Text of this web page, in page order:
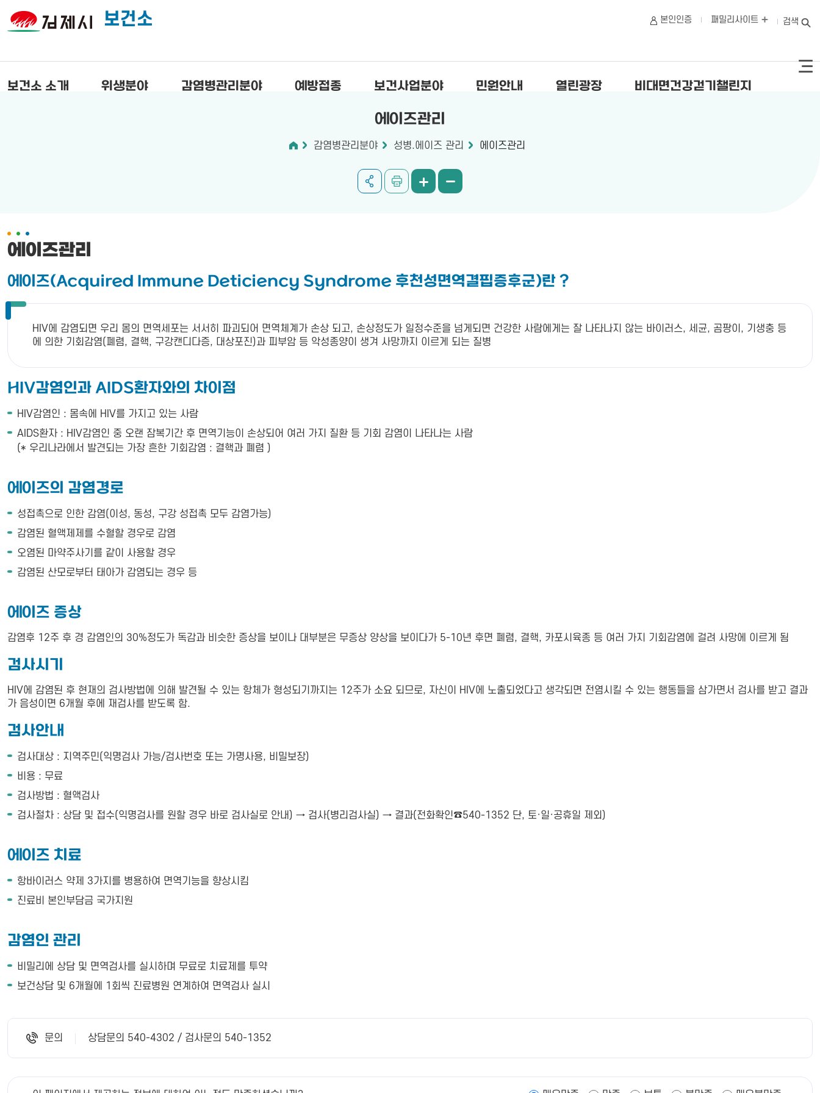
보건소
보건소 소개 위생분야 감염병관리분야 예방접종 보건사업분야 민원안내 열린광장 비대면건강걷기챌린지
본인인증 패밀리사이트 검색
에이즈관리
감염병관리분야 성병.에이즈 관리 에이즈관리
에이즈관리
에이즈(Acquired Immune Deticiency Syndrome 후천성면역결핍증후군)란 ?
HIV에 감염되면 우리 몸의 면역세포는 서서히 파괴되어 면역체계가 손상 되고, 손상정도가 일정수준을 넘게되면 건강한 사람에게는 잘 나타나지 않는 바이러스, 세균, 곰팡이, 기생충 등
에 의한 기회감염(폐렴, 결핵, 구강캔디다증, 대상포진)과 피부암 등 악성종양이 생겨 사망까지 이르게 되는 질병
HIV감염인과 AIDS환자와의 차이점
HIV감염인 : 몸속에 HIV를 가지고 있는 사람
AIDS환자 : HIV감염인 중 오랜 잠복기간 후 면역기능이 손상되어 여러 가지 질환 등 기회 감염이 나타나는 사람
(* 우리나라에서 발견되는 가장 흔한 기회감염 : 결핵과 폐렴 )
에이즈의 감염경로
성접촉으로 인한 감염(이성, 동성, 구강 성접촉 모두 감염가능)
감염된 혈액제제를 수혈할 경우로 감염
오염된 마약주사기를 같이 사용할 경우
감염된 산모로부터 태아가 감염되는 경우 등
에이즈 증상
감염후 12주 후 경 감염인의 30%정도가 독감과 비슷한 증상을 보이나 대부분은 무증상 양상을 보이다가 5-10년 후면 폐렴, 결핵, 카포시육종 등 여러 가지 기회감염에 걸려 사망에 이르게 됨
검사시기
HIV에 감염된 후 현재의 검사방법에 의해 발견될 수 있는 항체가 형성되기까지는 12주가 소요 되므로, 자신이 HIV에 노출되었다고 생각되면 전염시킬 수 있는 행동들을 삼가면서 검사를 받고 결과
가 음성이면 6개월 후에 재검사를 받도록 함.
검사안내
검사대상 : 지역주민(익명검사 가능/검사번호 또는 가명사용, 비밀보장)
비용 : 무료
검사방법 : 혈액검사
검사절차 : 상담 및 접수(익명검사를 원할 경우 바로 검사실로 안내) → 검사(병리검사실) → 결과(전화확인☎540-1352 단, 토·일·공휴일 제외)
에이즈 치료
항바이러스 약제 3가지를 병용하여 면역기능을 향상시킴
진료비 본인부담금 국가지원
감염인 관리
비밀리에 상담 및 면역검사를 실시하며 무료로 치료제를 투약
보건상담 및 6개월에 1회씩 진료병원 연계하여 면역검사 실시
문의 상담문의 540-4302 / 검사문의 540-1352